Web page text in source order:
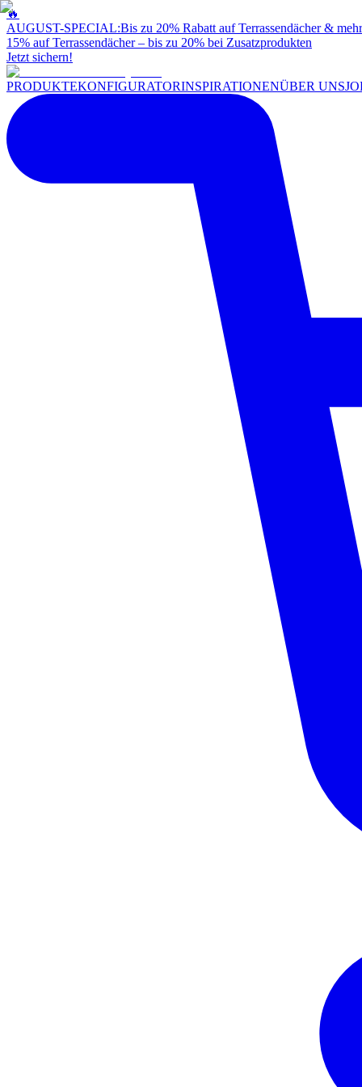
🔥
AUGUST-SPECIAL:Bis zu 20% Rabatt auf Terrassendächer & mehr
15% auf Terrassendächer – bis zu 20% bei Zusatzprodukten
Jetzt sichern!
PRODUKTEKONFIGURATORINSPIRATIONENÜBER UNS